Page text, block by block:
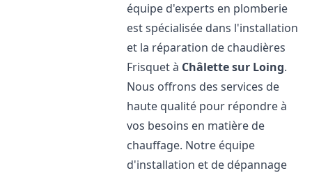
équipe d'experts en plomberie
est spécialisée dans l'installation
et la réparation de chaudières
Frisquet à Châlette sur Loing.
Nous offrons des services de
haute qualité pour répondre à
vos besoins en matière de
chauffage. Notre équipe
d'installation et de dépannage